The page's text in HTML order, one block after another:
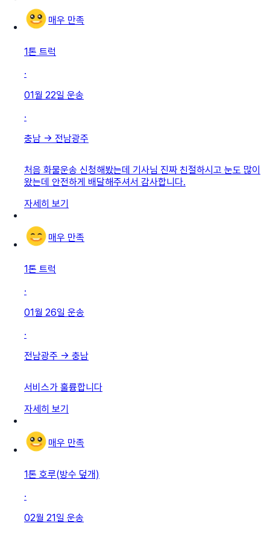
매우 만족
1톤 트럭
·
01월 22일 운송
·
충남 → 전남광주
처음 화물운송 신청해봤는데 기사님 진짜 친절하시고 눈도 많이
왔는데 안전하게 배달해주셔서 감사합니다.
자세히 보기
매우 만족
1톤 트럭
·
01월 26일 운송
·
전남광주 → 충남
서비스가 훌륭합니다
자세히 보기
매우 만족
1톤 호루(방수 덮개)
·
02월 21일 운송